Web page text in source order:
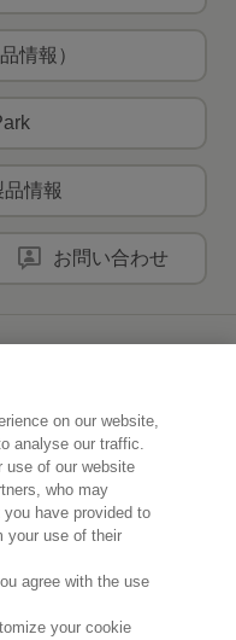
情報）
情報
お問い合わせ
花王について
イノベーション
on our website,
analyse our traffic.
use of our website
who may
have provided to
your use of their
agree with the use
your cookie